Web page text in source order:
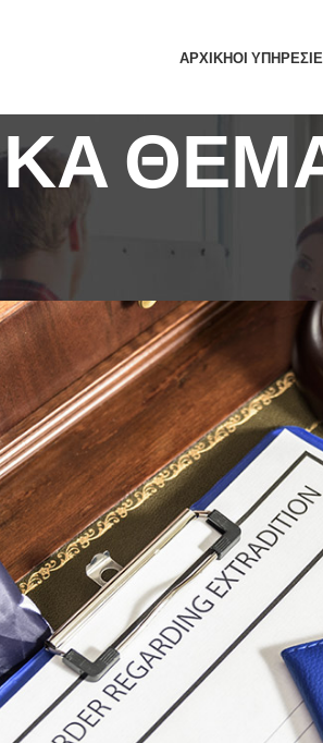
ΑΡΧΙΚΗΟΙ
ΝΟΜΙΚΈΣ
για Βρετανούς
On 27